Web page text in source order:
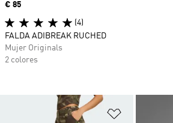
Añadir a la
Precio
€ 85
(4)
FALDA ADIBREAK RUCHED
Mujer Originals
2 colores